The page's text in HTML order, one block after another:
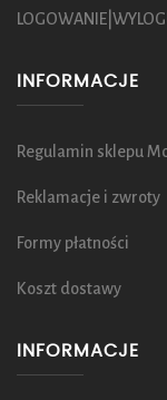
INFORMACJE
Regulamin sklepu
Reklamacje i zwroty
Formy płatności
Koszt dostawy
INFORMACJE